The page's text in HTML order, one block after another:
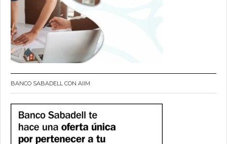
BANCO SABADELL CON AIIM